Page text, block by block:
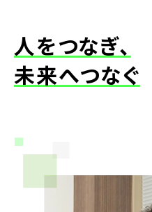
人をつなぎ、
未来へつなぐ